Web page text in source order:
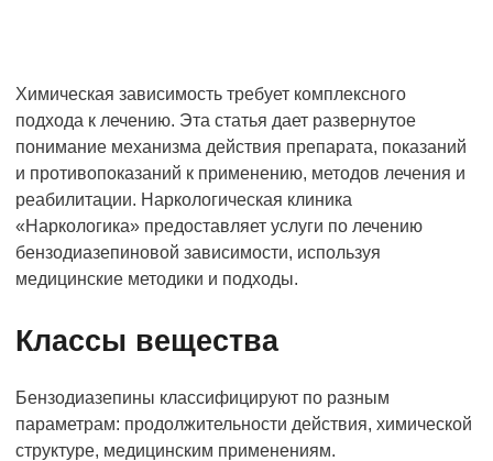
Химическая зависимость требует комплексного
подхода к лечению. Эта статья дает развернутое
понимание механизма действия препарата, показаний
и противопоказаний к применению, методов лечения и
реабилитации. Наркологическая клиника
«Наркологика» предоставляет услуги по лечению
бензодиазепиновой зависимости, используя
медицинские методики и подходы.
Классы вещества
Бензодиазепины классифицируют по разным
параметрам: продолжительности действия, химической
структуре, медицинским применениям.